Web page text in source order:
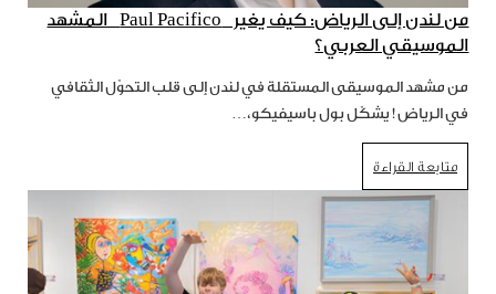
من لندن إلى الرياض: كيف يغير Paul Pacifico المشهد
الموسيقي العربي؟
من مشهد الموسيقى المستقلة في لندن إلى قلب التحوّل الثقافي
في الرياض! يشكّل بول باسيفيكو،…
متابعة القراءة